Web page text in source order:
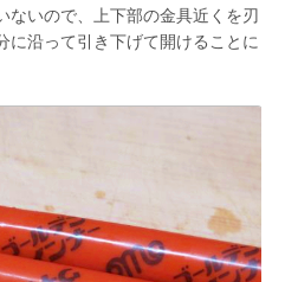
ないので、上下部の金具近くを刃
に沿って引き下げて開けることに